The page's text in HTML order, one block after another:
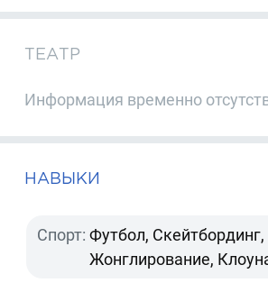
ТЕАТР
Информация временно
НАВЫКИ
Спорт: Футбол, Скейтбординг,
Жонглирование,